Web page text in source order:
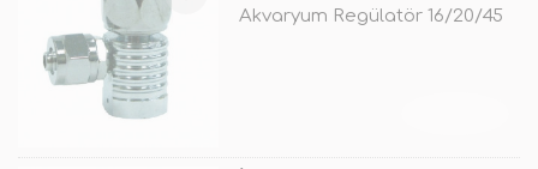
Akvaryum Regülatör 16/20/45